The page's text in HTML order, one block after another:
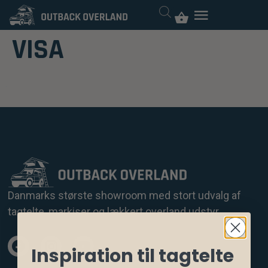
VISA
Danmarks største showroom med stort udvalg af
tagtelte, markiser og lækkert overland udstyr.
Inspiration til tagtelte